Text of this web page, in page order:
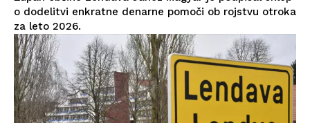
o dodelitvi enkratne denarne pomoči ob rojstvu otroka
za leto 2026.